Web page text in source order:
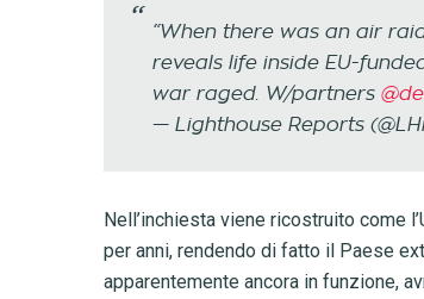
“When there was an air
reveals life inside EU-
war raged. W/partners
— Lighthouse Reports
Nell’inchiesta viene ricostruito come
per anni, rendendo di fatto il Paese
apparentemente ancora in funzione,